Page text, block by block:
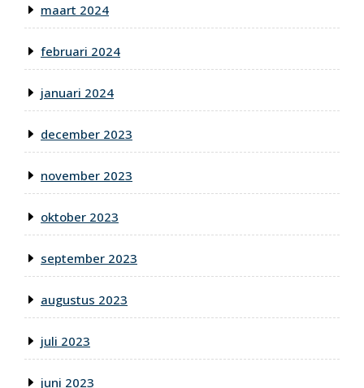
maart 2024
februari 2024
januari 2024
december 2023
november 2023
oktober 2023
september 2023
augustus 2023
juli 2023
juni 2023